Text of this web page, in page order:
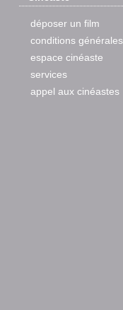
déposer un film
conditions générales
espace cinéaste
services
appel aux cinéastes